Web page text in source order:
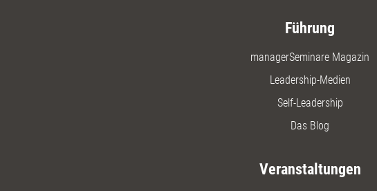
Führung
managerSeminare Magazin
Leadership-Medien
Self-Leadership
Das Blog
Veranstaltungen